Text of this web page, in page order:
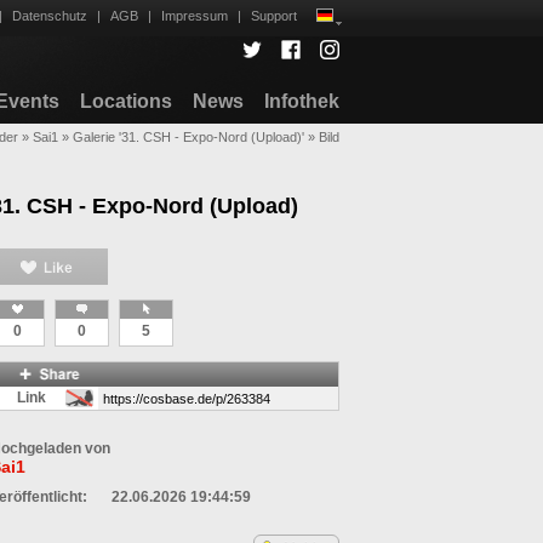
| Datenschutz | AGB | Impressum | Support
Events Locations News Infothek
» Sai1 » Galerie '31. CSH - Expo-Nord (Upload)' » Bild
CSH - Expo-Nord (Upload)
0 0 5
Link
von
22.06.2026 19:44:59